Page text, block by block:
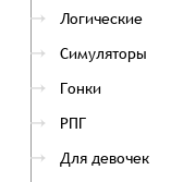
Логические
Симуляторы
Гонки
РПГ
Для девочек